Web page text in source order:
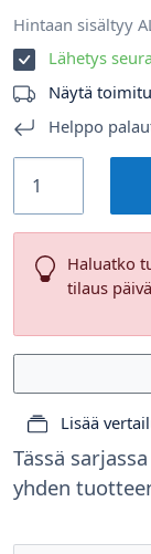
Tässä
yhden
Hintaan sisältyy
Lähetys
Näytä
Helppo
Haluatko
tilaus
Lisää